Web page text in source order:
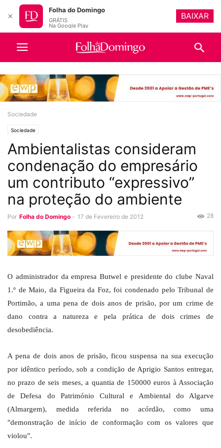
Sociedade
Sociedade
Ambientalistas consideram
condenação do empresário
um contributo “expressivo”
na proteção do ambiente
Por Folha do Domingo - 17 de Fevereiro de 2012 28
O administrador da empresa Butwel e presidente do clube Naval
1.º de Maio, da Figueira da Foz, foi condenado pelo Tribunal de
Portimão, a uma pena de dois anos de prisão, por um crime de
dano contra a natureza e pela prática de dois crimes de
desobediência.
A pena de dois anos de prisão, ficou suspensa na sua execução
por idêntico período, sob a condição de Aprigio Santos entregar,
no prazo de seis meses, a quantia de 150000 euros à Associação
de Defesa do Património Cultural e Ambiental do Algarve
(Almargem), medida referida no acórdão, como uma
"demonstração de início de conformação com os valores que
violou".
✕
Folha do Domingo
GRÁTIS
Na Google Play
BAIXAR